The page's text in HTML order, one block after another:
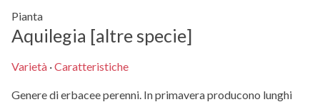
Pianta
Aquilegia [altre specie]
Varietà ·Caratteristiche
Genere di erbacee perenni. In primavera producono lunghi